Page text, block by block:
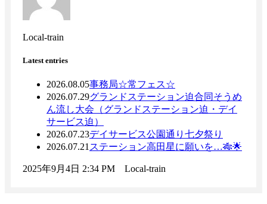
Local-train
Latest entries
2026.08.05事務局☆常フェス☆
2026.07.29グランドステーション迫合同そうめ
ん流し大会（グランドステーション迫・デイ
サービス迫）
2026.07.23デイサービス公園通り 七夕祭り
2026.07.21 ステーション高田星に願いを…🎋🌟
2025年9月4日 2:34 PM Local-train